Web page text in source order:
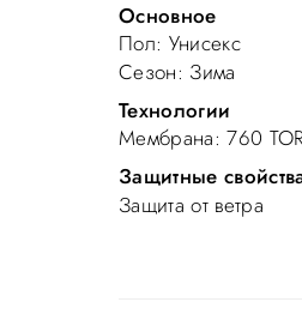
Основное
Пол: Унисекс
Сезон: Зима
Технологии
Мембрана: 760
Защитные
Защита от ветра